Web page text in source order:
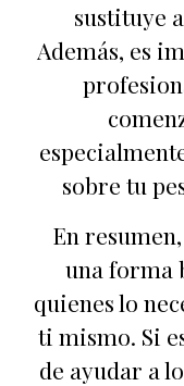
sustituye
Además, es
sobre tu
En
una forma
quienes lo
ti mismo. Si
de ayudar a